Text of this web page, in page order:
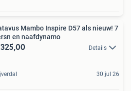
Mambo Inspire D57 als nieuw! 7
en naafdynamo
Details
30 jul 26